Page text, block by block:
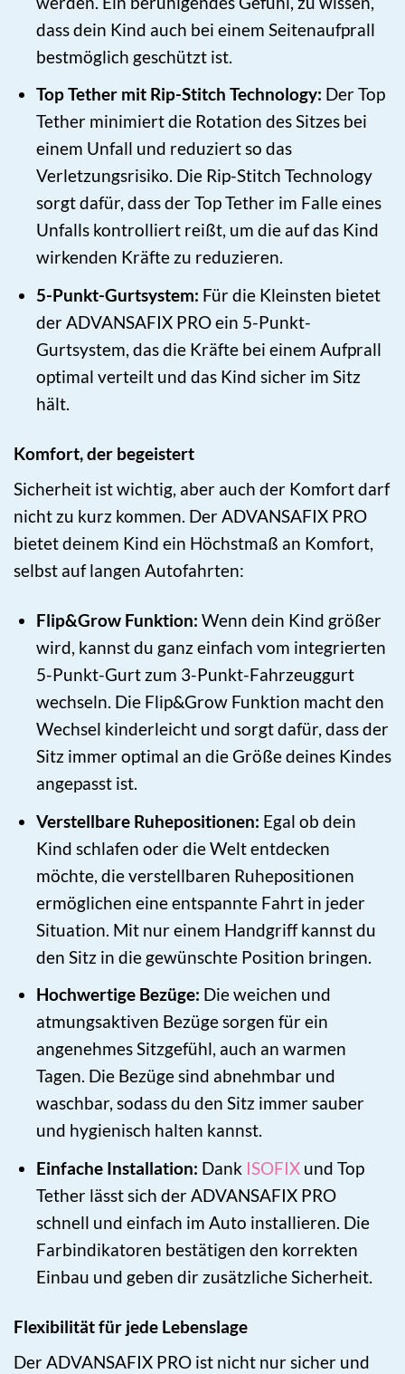
dass dein Kind auch bei einem Seitenaufprall
bestmöglich geschützt ist.
Top Tether mit Rip-Stitch Technology: Der Top
Tether minimiert die Rotation des Sitzes bei
einem Unfall und reduziert so das
Verletzungsrisiko. Die Rip-Stitch Technology
sorgt dafür, dass der Top Tether im Falle eines
Unfalls kontrolliert reißt, um die auf das Kind
wirkenden Kräfte zu reduzieren.
5-Punkt-Gurtsystem: Für die Kleinsten bietet
der ADVANSAFIX PRO ein 5-Punkt-
Gurtsystem, das die Kräfte bei einem Aufprall
optimal verteilt und das Kind sicher im Sitz
hält.
Komfort, der begeistert
Sicherheit ist wichtig, aber auch der Komfort darf
nicht zu kurz kommen. Der ADVANSAFIX PRO
bietet deinem Kind ein Höchstmaß an Komfort,
selbst auf langen Autofahrten:
Flip&Grow Funktion: Wenn dein Kind größer
wird, kannst du ganz einfach vom integrierten
5-Punkt-Gurt zum 3-Punkt-Fahrzeuggurt
wechseln. Die Flip&Grow Funktion macht den
Wechsel kinderleicht und sorgt dafür, dass der
Sitz immer optimal an die Größe deines Kindes
angepasst ist.
Verstellbare Ruhepositionen: Egal ob dein
Kind schlafen oder die Welt entdecken
möchte, die verstellbaren Ruhepositionen
ermöglichen eine entspannte Fahrt in jeder
Situation. Mit nur einem Handgriff kannst du
den Sitz in die gewünschte Position bringen.
Hochwertige Bezüge: Die weichen und
atmungsaktiven Bezüge sorgen für ein
angenehmes Sitzgefühl, auch an warmen
Tagen. Die Bezüge sind abnehmbar und
waschbar, sodass du den Sitz immer sauber
und hygienisch halten kannst.
Einfache Installation: Dank ISOFIXund Top
Tether lässt sich der ADVANSAFIX PRO
schnell und einfach im Auto installieren. Die
Farbindikatoren bestätigen den korrekten
Einbau und geben dir zusätzliche Sicherheit.
Flexibilität für jede Lebenslage
Der ADVANSAFIX PRO ist nicht nur sicher und